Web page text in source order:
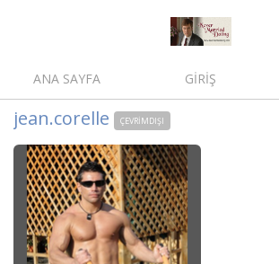
ANA SAYFA GİRİŞ
jean.corelle ÇEVRIMDIŞI